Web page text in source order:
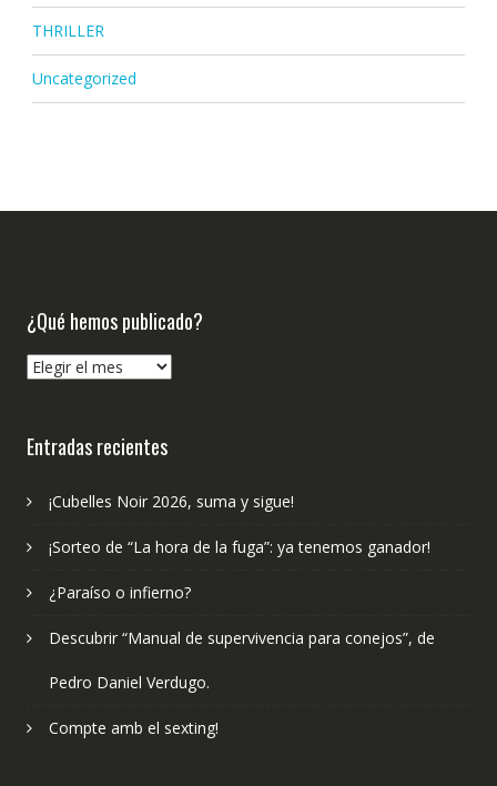
THRILLER
Uncategorized
¿Qué hemos publicado?
¿Qué
Entradas recientes
¡Cubelles Noir 2026, suma y sigue!
¡Sorteo de “La hora de la fuga”: ya tenemos ganador!
¿Paraíso o infierno?
Descubrir “Manual de supervivencia para conejos”, de
Pedro Daniel Verdugo.
Compte amb el sexting!